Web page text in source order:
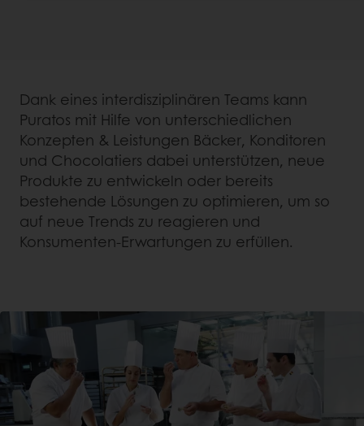
Dank eines interdisziplinären Teams kann
Puratos mit Hilfe von unterschiedlichen
Konzepten & Leistungen Bäcker, Konditoren
und Chocolatiers dabei unterstützen, neue
Produkte zu entwickeln oder bereits
bestehende Lösungen zu optimieren, um so
auf neue Trends zu reagieren und
Konsumenten-Erwartungen zu erfüllen.